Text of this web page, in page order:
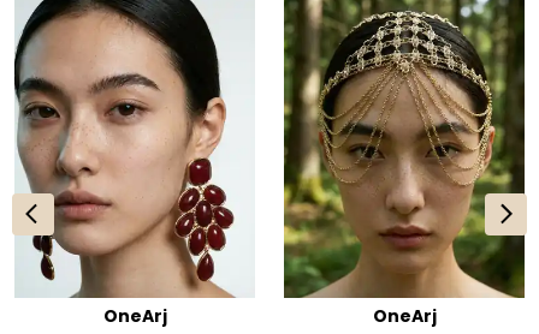
OneArj OneArj